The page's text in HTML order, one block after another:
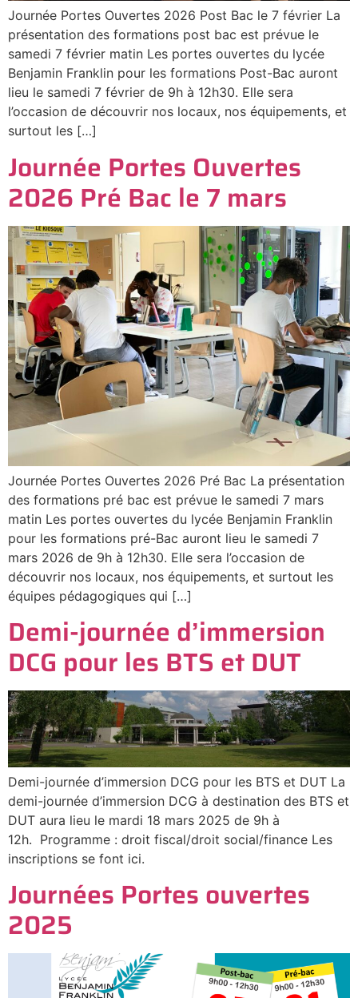
Journée Portes Ouvertes 2026 Post Bac le 7 février La
présentation des formations post bac est prévue le
samedi 7 février matin Les portes ouvertes du lycée
Benjamin Franklin pour les formations Post-Bac auront
lieu le samedi 7 février de 9h à 12h30. Elle sera
l’occasion de découvrir nos locaux, nos équipements, et
surtout les […]
Journée Portes Ouvertes
2026 Pré Bac le 7 mars
Journée Portes Ouvertes 2026 Pré Bac La présentation
des formations pré bac est prévue le samedi 7 mars
matin Les portes ouvertes du lycée Benjamin Franklin
pour les formations pré-Bac auront lieu le samedi 7
mars 2026 de 9h à 12h30. Elle sera l’occasion de
découvrir nos locaux, nos équipements, et surtout les
équipes pédagogiques qui […]
Demi-journée d’immersion
DCG pour les BTS et DUT
Demi-journée d’immersion DCG pour les BTS et DUT La
demi-journée d’immersion DCG à destination des BTS et
DUT aura lieu le mardi 18 mars 2025 de 9h à
12h. Programme : droit fiscal/droit social/finance Les
inscriptions se font ici.
Journées Portes ouvertes
2025